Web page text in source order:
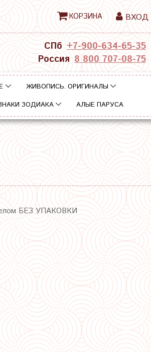
КОРЗИНА ВХОД
СПб +7-900-634-65-35
Россия 8 800 707-08-75
ЖИВОПИСЬ. ОРИГИНАЛЫ
ЗОДИАКА АЛЫЕ ПАРУСА
БЕЗ УПАКОВКИ